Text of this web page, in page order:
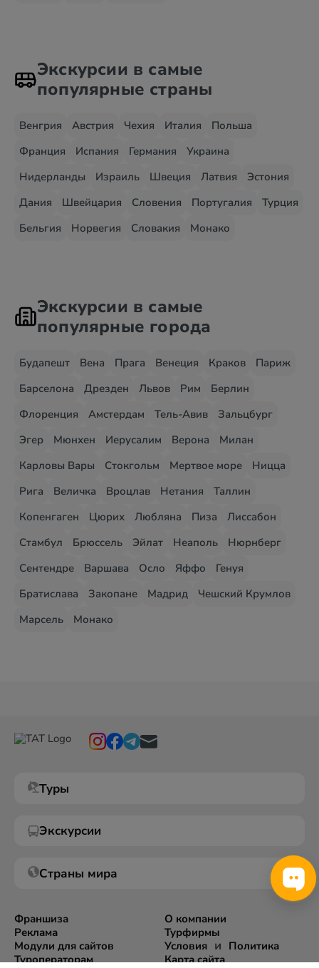
Экскурсии в самые
популярные страны
Венгрия Австрия Чехия Италия
Польша
Франция
Испания Германия
Украина
Нидерланды
Израиль Швеция Латвия
Эстония
Дания
Швейцария Словения Португалия
Турция
Бельгия
Норвегия Словакия Монако
Экскурсии в самые
популярные города
Будапешт Вена Прага Венеция Краков
Париж
Барселона
Дрезден Львов Рим
Берлин
Флоренция
Амстердам Тель-Авив
Зальцбург
Эгер
Мюнхен Иерусалим Верона
Милан
Карловы Вары
Стокгольм Мертвое море
Ницца
Рига
Величка Вроцлав Нетания
Таллин
Копенгаген
Цюрих Любляна Пиза
Лиссабон
Стамбул
Брюссель Эйлат Неаполь
Нюрнберг
Сентендре
Варшава Осло Яффо
Генуя
Братислава
Закопане Мадрид
Чешский Крумлов
Марсель
Монако
Туры
Экскурсии
Страны мира
Франшиза
Реклама
Модули для сайтов
Туроператорам
О компании
Турфирмы
Условияи Политика
Карта сайта